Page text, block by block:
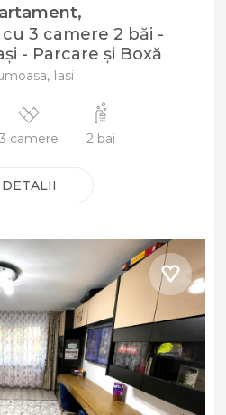
3 camere 2 băi -
- Parcare și Boxă
Iasi
3 camere 2 bai
DETALII